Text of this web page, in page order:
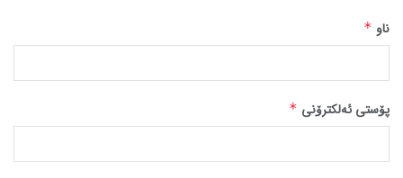
ناو *
پۆستی ئەلکترۆنی *